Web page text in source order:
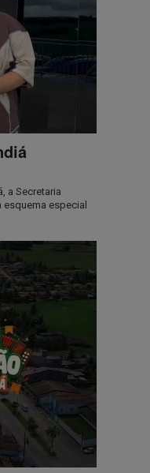
a Secretaria
especial